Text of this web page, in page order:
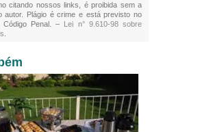
citando nossos links, é proibida sem a
autor. Plágio é crime e está previsto no
Penal. – Lei n° 9.610-98 sobre